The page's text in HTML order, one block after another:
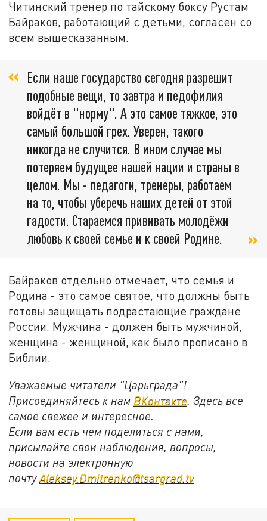
Читинский тренер по тайскому боксу Рустам
Байраков, работающий с детьми, согласен со
всем вышесказанным.
Если наше государство сегодня разрешит
подобные вещи, то завтра и педофилия
войдёт в "норму". А это самое тяжкое, это
самый большой грех. Уверен, такого
никогда не случится. В ином случае мы
потеряем будущее нашей нации и страны в
целом. Мы - педагоги, тренеры, работаем
на то, чтобы уберечь наших детей от этой
гадости. Стараемся прививать молодёжи
любовь к своей семье и к своей Родине.
Байраков отдельно отмечает, что семья и
Родина - это самое святое, что должны быть
готовы защищать подрастающие граждане
России. Мужчина - должен быть мужчиной,
женщина - женщиной, как было прописано в
Библии.
Уважаемые читатели "Царьграда"!
Присоединяйтесь к нам ВКонтакте. Здесь все
самое свежее и интересное.
Если вам есть чем поделиться с нами,
присылайте свои наблюдения, вопросы,
новости на электронную
почтуAleksey.Dmitrenko@tsargrad.tv